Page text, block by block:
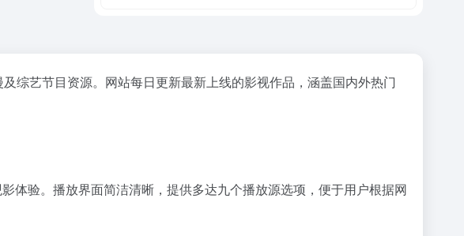
综艺节目资源。网站每日更新最新上线的影视作品，涵盖国内外热门
体验。播放界面简洁清晰，提供多达九个播放源选项，便于用户根据网